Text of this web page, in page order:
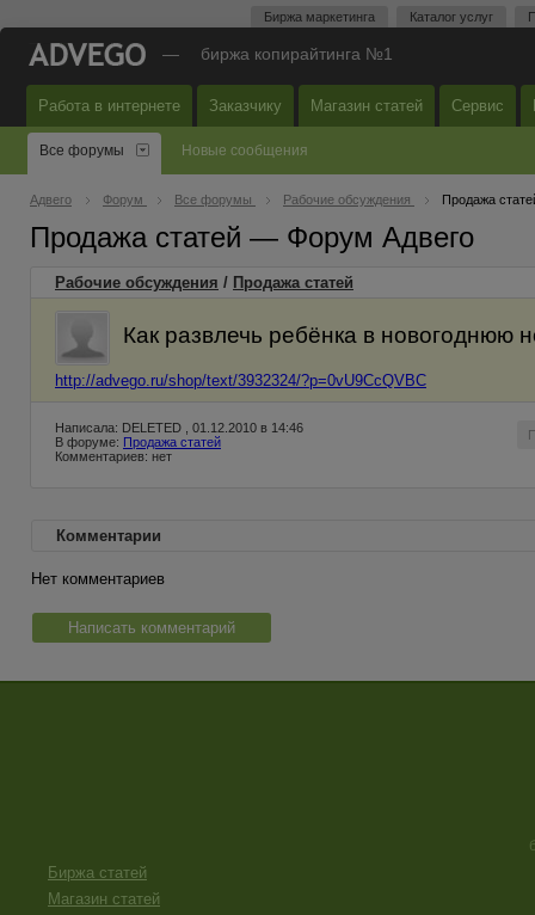
Биржа маркетинга Каталог услуг
— биржа копирайтинга №1
Работа в интернете Заказчику Магазин статей Сервис
Все форумы Новые сообщения
Адвего Форум Все форумы Рабочие обсуждения Продажа
Продажа статей — Форум Адвего
Рабочие обсуждения / Продажа статей
Как развлечь ребёнка в новогоднюю
http://advego.ru/shop/text/3932324/?p=0vU9CcQVBC
Написала: DELETED , 01.12.2010 в 14:46
В форуме: Продажа статей
Комментариев: нет
Комментарии
Нет комментариев
Написать комментарий
Биржа статей
Магазин статей